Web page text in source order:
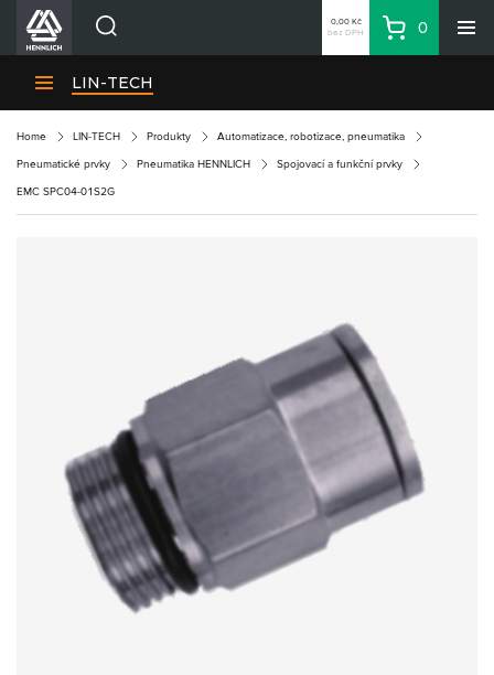
Divize HENNLICH
Blog
Nákupní seznam
Partner Zone
0,00 Kč
bez DPH
Košík
0
LIN-TECH
Home LIN-TECH Produkty Automatizace, robotizace, pneumatika
Pneumatické prvky Pneumatika HENNLICH Spojovací a funkční prvky
EMC SPC04-01S2G